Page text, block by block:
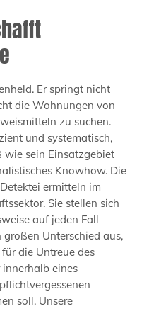
Er springt nicht
die Wohnungen von
zu suchen.
und systematisch,
wie sein Einsatzgebiet
Knowhow. Die
ermitteln im
Sie stellen sich
auf jeden Fall
Unterschied aus,
die Untreue des
eines
soll. Unsere